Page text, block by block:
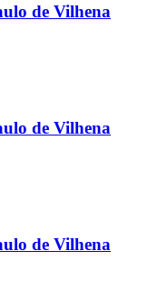
de Vilhena
de Vilhena
de Vilhena